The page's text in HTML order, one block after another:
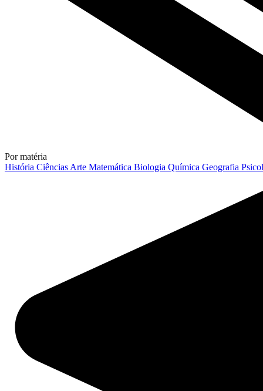
Por matéria
História Ciências Arte Matemática Biologia Química Geografia